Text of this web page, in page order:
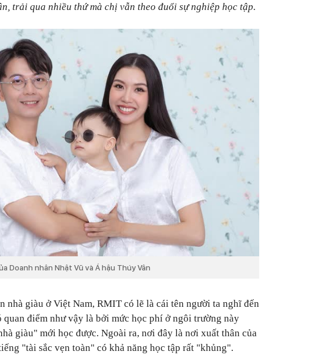
trải qua nhiều thứ mà chị vẫn theo đuổi sự nghiệp học tập.
Doanh nhân Nhật Vũ và Á hậu Thúy Vân
nhà giàu ở Việt Nam, RMIT có lẽ là cái tên người ta nghĩ đến
quan điểm như vậy là bởi mức học phí ở ngôi trường này
giàu" mới học được. Ngoài ra, nơi đây là nơi xuất thân của
"tài sắc vẹn toàn" có khả năng học tập rất "khủng".